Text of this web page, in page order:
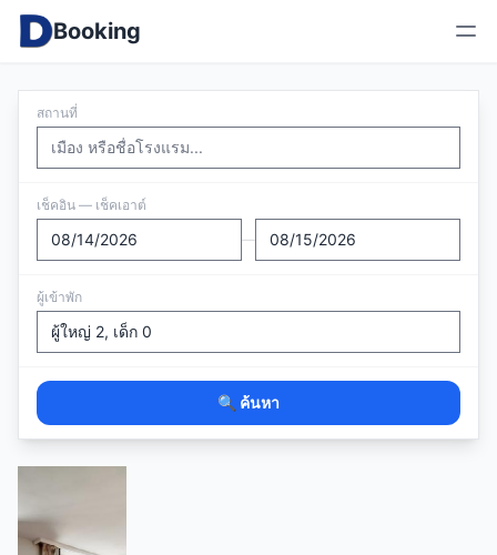
Booking
สถานที่
เช็คอิน — เช็คเอาต์
—
ผู้เข้าพัก
🔍 ค้นหา